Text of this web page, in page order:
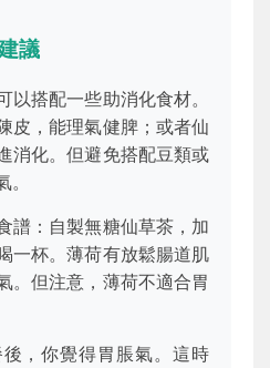
議
以搭配一些助消化食材。
皮，能理氣健脾；或者仙
消化。但避免搭配豆類或
譜：自製無糖仙草茶，加
一杯。薄荷有放鬆腸道肌
。但注意，薄荷不適合胃
，你覺得胃脹氣。這時